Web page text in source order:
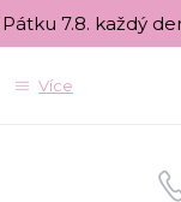
7.8. každý
Více